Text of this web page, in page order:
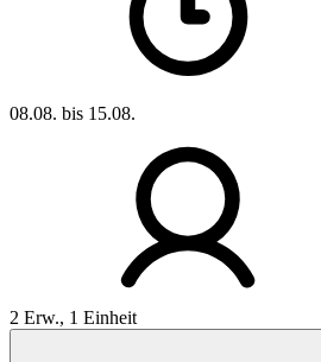
08.08. bis 15.08.
2 Erw., 1 Einheit